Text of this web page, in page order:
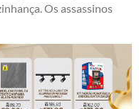
Os assassinos